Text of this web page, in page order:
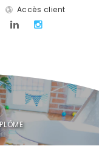
Accès client